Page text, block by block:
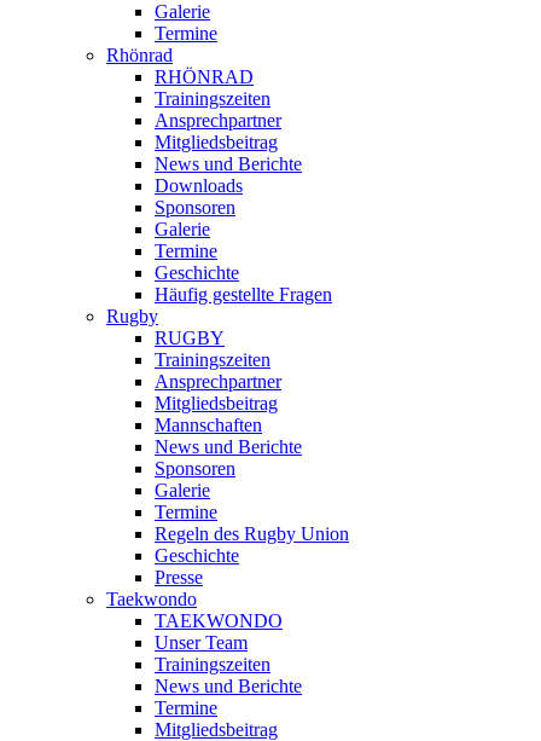
Galerie
Termine
Rhönrad
RHÖNRAD
Trainingszeiten
Ansprechpartner
Mitgliedsbeitrag
News und Berichte
Downloads
Sponsoren
Galerie
Termine
Geschichte
Häufig gestellte Fragen
Rugby
RUGBY
Trainingszeiten
Ansprechpartner
Mitgliedsbeitrag
Mannschaften
News und Berichte
Sponsoren
Galerie
Termine
Regeln des Rugby Union
Geschichte
Presse
Taekwondo
TAEKWONDO
Unser Team
Trainingszeiten
News und Berichte
Termine
Mitgliedsbeitrag